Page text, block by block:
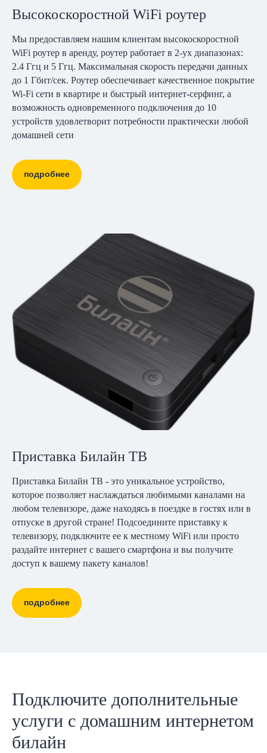
Высокоскоростной WiFi роутер
Мы предоставляем нашим клиентам высокоскоростной
WiFi роутер в аренду, роутер работает в 2-ух диапазонах:
2.4 Ггц и 5 Ггц. Максимальная скорость передачи данных
до 1 Гбит/сек. Роутер обеспечивает качественное покрытие
Wi-Fi сети в квартире и быстрый интернет-серфинг, а
возможность одновременного подключения до 10
устройств удовлетворит потребности практически любой
домашней сети
подробнее
Приставка Билайн ТВ
Приставка Билайн ТВ - это уникальное устройство,
которое позволяет наслаждаться любимыми каналами на
любом телевизоре, даже находясь в поездке в гостях или в
отпуске в другой стране! Подсоедините приставку к
телевизору, подключите ее к местному WiFi или просто
раздайте интернет с вашего смартфона и вы получите
доступ к вашему пакету каналов!
подробнее
Подключите дополнительные
услуги с домашним интернетом
билайн